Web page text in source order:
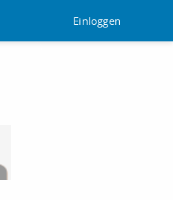
Einloggen